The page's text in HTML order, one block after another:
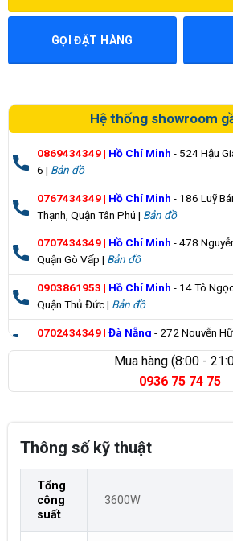
GỌI ĐẶT HÀNG
Hệ thống showroom
0869434349| Hồ Chí Minh - 524 Hậu
6 | Bản đồ
0767434349| Hồ Chí Minh - 186 Luỹ
Thạnh, Quận Tân Phú | Bản đồ
0707434349| Hồ Chí Minh - 478
Quận Gò Vấp | Bản đồ
0903861953 | Hồ Chí Minh - 14 Tô
Quận Thủ Đức | Bản đồ
0702434349| Đà Nẵng - 272 Nguyễn
Cường |Bản đồ
Mua hàng (8:00 -
0936 75 74 75
Thông số kỹ thuật
Tổng
công
suất
3600W